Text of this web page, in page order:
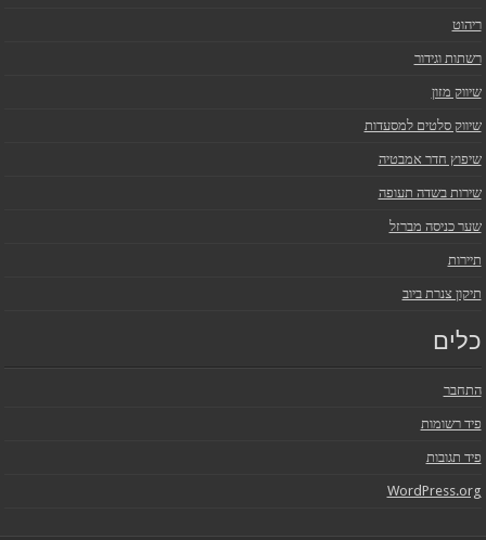
ריהוט
רשתות וגידור
שיווק מזון
שיווק סלטים למסעדות
שיפוץ חדר אמבטיה
שירות בשדה תעופה
שער כניסה מברזל
תיירות
תיקון צנרת ביוב
כלים
התחבר
פיד רשומות
פיד תגובות
WordPress.org